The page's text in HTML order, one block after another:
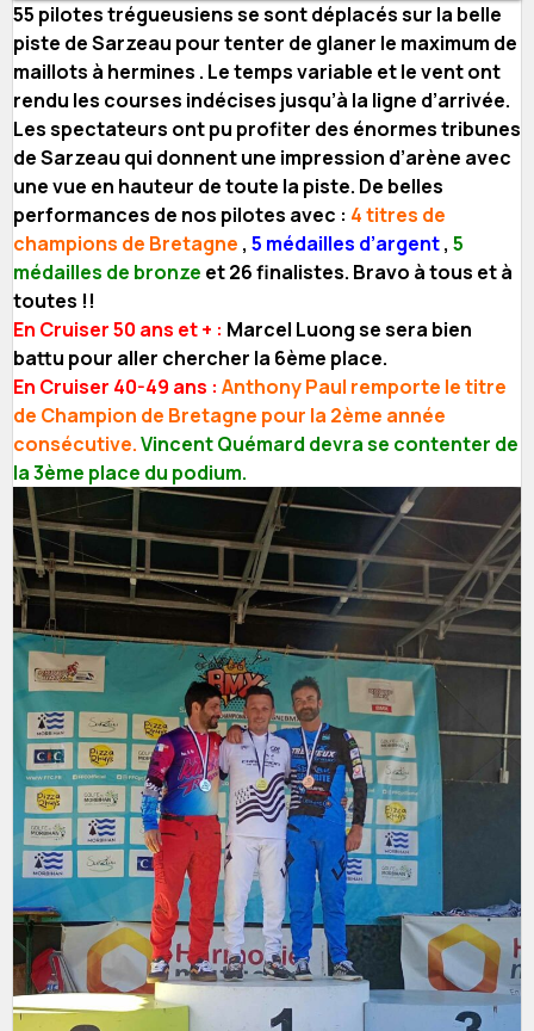
55 pilotes trégueusiens se sont déplacés sur la belle
piste de Sarzeau pour tenter de glaner le maximum de
maillots à hermines . Le temps variable et le vent ont
rendu les courses indécises jusqu’à la ligne d’arrivée.
Les spectateurs ont pu profiter des énormes tribunes
de Sarzeau qui donnent une impression d’arène avec
une vue en hauteur de toute la piste. De belles
performances de nos pilotes avec : 4 titres de
champions de Bretagne , 5 médailles d’argent, 5
médailles de bronze et 26 finalistes. Bravo à tous et à
toutes !!
En Cruiser 50 ans et + : Marcel Luong se sera bien
battu pour aller chercher la 6ème place.
En Cruiser 40-49 ans : Anthony Paul remporte le titre
de Champion de Bretagne pour la 2ème année
consécutive.Vincent Quémard devra se contenter de
la 3ème place du podium.